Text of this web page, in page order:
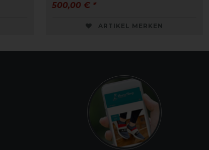
500,00 € *
ARTIKEL MERKEN